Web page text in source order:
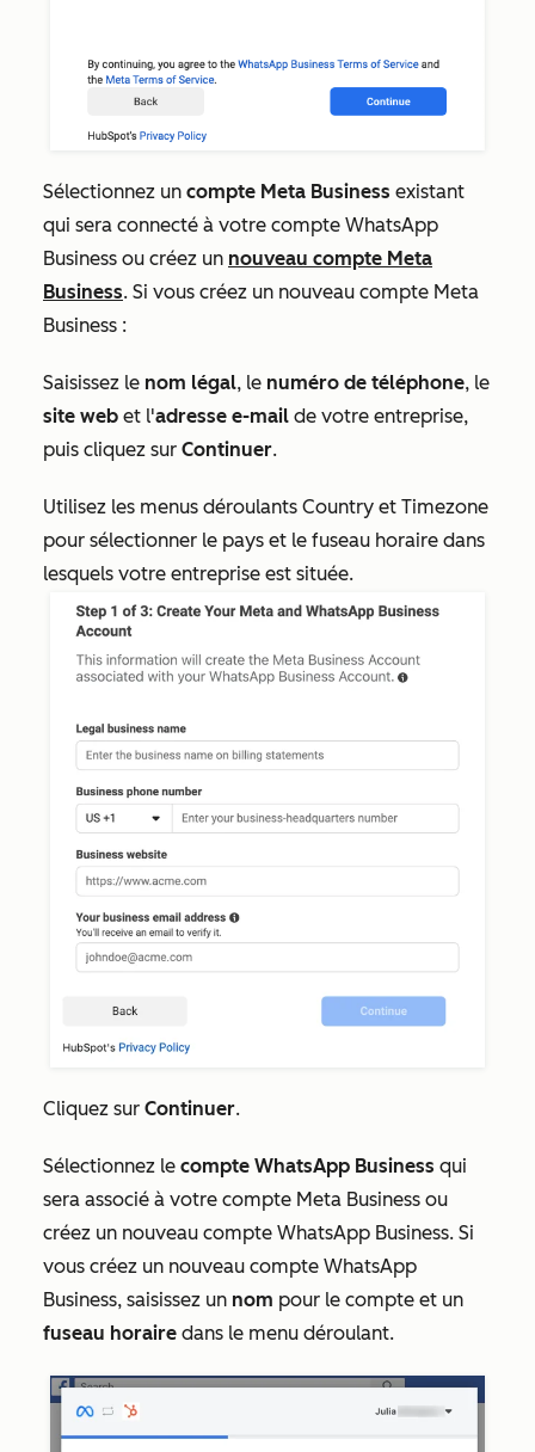
Sélectionnez un compte Meta Business existant
qui sera connecté à votre compte WhatsApp
Business ou créez un nouveau compte Meta
Business. Si vous créez un nouveau compte Meta
Business :
Saisissez le nom légal, le numéro de téléphone, le
site web et l'adresse e-mail de votre entreprise,
puis cliquez sur Continuer.
Utilisez les menus déroulants Country et Timezone
pour sélectionner le pays et le fuseau horaire dans
lesquels votre entreprise est située.
Cliquez sur Continuer.
Sélectionnez le compte WhatsApp Business qui
sera associé à votre compte Meta Business ou
créez un nouveau compte WhatsApp Business. Si
vous créez un nouveau compte WhatsApp
Business, saisissez un nom pour le compte et un
fuseau horaire dans le menu déroulant.